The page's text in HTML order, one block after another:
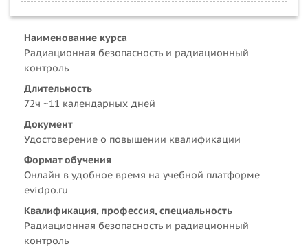
Наименование курса
Радиационная безопасность и радиационный
контроль
Длительность
72ч ~11 календарных дней
Документ
Удостоверение о повышении квалификации
Формат обучения
Онлайн в удобное время на учебной платформе
evidpo.ru
Квалификация, профессия, специальность
Радиационная безопасность и радиационный
контроль